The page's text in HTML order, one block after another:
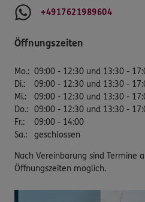
+4917621989604
Öffnungszeiten
Mo.: 09:00 - 12:30 und 13:30 -
Di.:
09:00 - 12:30 und 13:30 -
Mi.:
09:00 - 12:30 und 13:30 -
Do.: 09:00 - 12:30 und 13:30 -
Fr.:
09:00 - 14:00
Sa.: geschlossen
Nach Vereinbarung sind Termine
Öffnungszeiten möglich.